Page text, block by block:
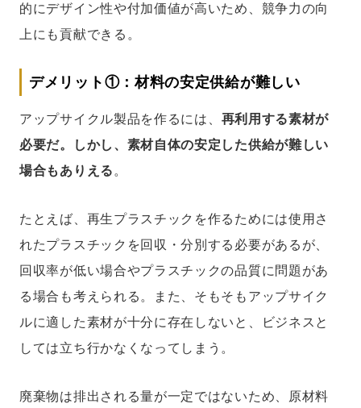
的にデザイン性や付加価値が高いため、競争力の向
上にも貢献できる。
デメリット①：材料の安定供給が難しい
アップサイクル製品を作るには、 再利用する素材が
必要だ。しかし、素材自体の安定した供給が難しい
場合もありえる 。
たとえば、再生プラスチックを作るためには使用さ
れたプラスチックを回収・分別する必要があるが、
回収率が低い場合やプラスチックの品質に問題があ
る場合も考えられる。また、そもそもアップサイク
ルに適した素材が十分に存在しないと、ビジネスと
しては立ち行かなくなってしまう。
廃棄物は排出される量が一定ではないため、原材料